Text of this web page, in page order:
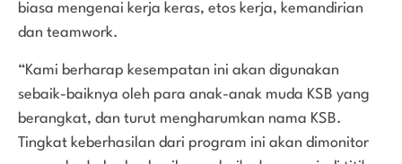
biasa mengenai kerja keras, etos kerja, kemandirian
dan teamwork.
“Kami berharap kesempatan ini akan digunakan
sebaik-baiknya oleh para anak-anak muda KSB yang
berangkat, dan turut mengharumkan nama KSB.
Tingkat keberhasilan dari program ini akan dimonitor